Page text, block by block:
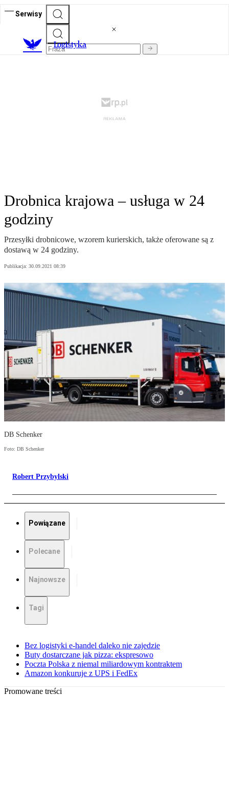
Serwisy
Logistyka
Drobnica krajowa – usługa w 24
godziny
Przesyłki drobnicowe, wzorem kurierskich, także oferowane są z
dostawą w 24 godziny.
Publikacja: 30.09.2021 08:39
DB Schenker
Foto: DB Schenker
Robert Przybylski
Powiązane
Polecane
Najnowsze
Tagi
Bez logistyki e-handel daleko nie zajedzie
Buty dostarczane jak pizza: ekspresowo
Poczta Polska z niemal miliardowym kontraktem
Amazon konkuruje z UPS i FedEx
Promowane treści